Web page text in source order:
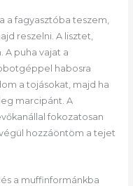
a fagyasztóba teszem,
reszelni. A lisztet,
A puha vajat a
habosra
a tojásokat, majd ha
marcipánt. A
fokozatosan
hozzáöntöm a tejet
a muffinformánkba